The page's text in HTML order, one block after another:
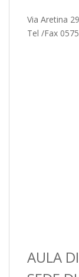
Via Aretina
Tel /Fax
AULA